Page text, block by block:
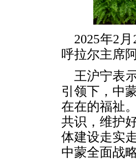
2025年2
呼拉尔主席
王沪宁表
引领下，中
在在的福祉
共识，维护
体建设走实
中蒙全面战